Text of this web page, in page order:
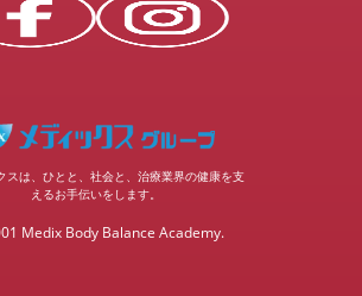
スは、ひとと、社会と、治療業界の健康を支
えるお手伝いをします。
Medix Body Balance Academy.